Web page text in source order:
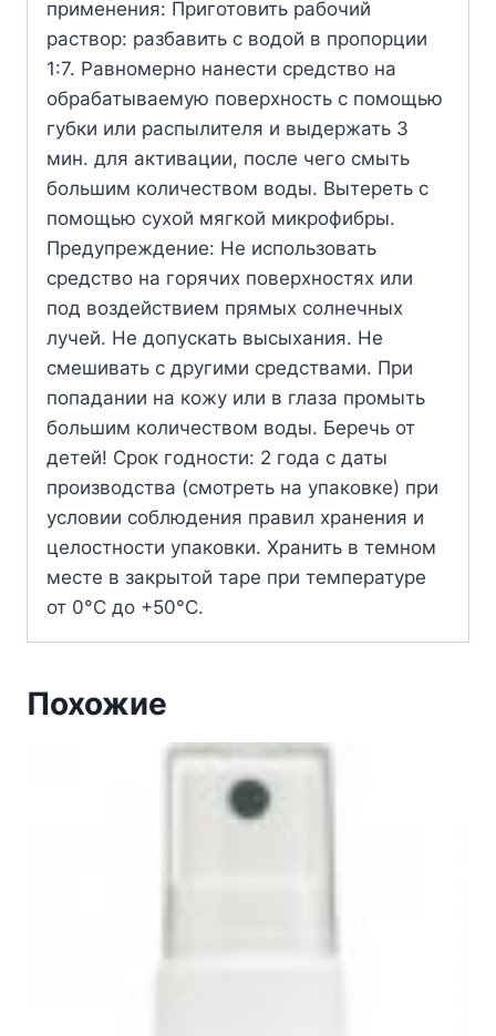
применения: Приготовить рабочий
раствор: разбавить с водой в пропорции
1:7. Равномерно нанести средство на
обрабатываемую поверхность с помощью
губки или распылителя и выдержать 3
мин. для активации, после чего смыть
большим количеством воды. Вытереть с
помощью сухой мягкой микрофибры.
Предупреждение: Не использовать
средство на горячих поверхностях или
под воздействием прямых солнечных
лучей. Не допускать высыхания. Не
смешивать с другими средствами. При
попадании на кожу или в глаза промыть
большим количеством воды. Беречь от
детей! Срок годности: 2 года с даты
производства (смотреть на упаковке) при
условии соблюдения правил хранения и
целостности упаковки. Хранить в темном
месте в закрытой таре при температуре
от 0°С до +50°С.
Похожие